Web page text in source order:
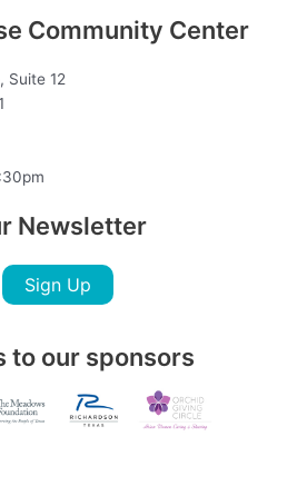
Community Center
Suite 12
Newsletter
Sign Up
to our sponsors